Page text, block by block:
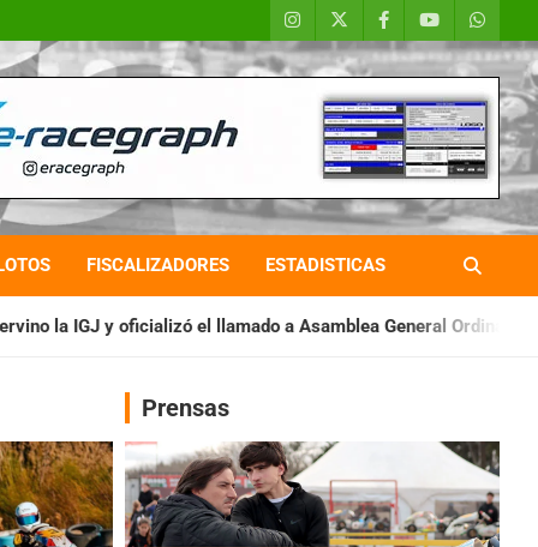
FISCALIZADORES ESTADISTICAS
llamado a Asamblea General Ordinaria IAME SERIES
Prensas